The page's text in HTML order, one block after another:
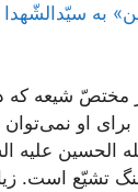
به سیّدالشّهدا
مختصّ شیعه که
او نمی‌توان
الحسین علیه
تشیّع است.